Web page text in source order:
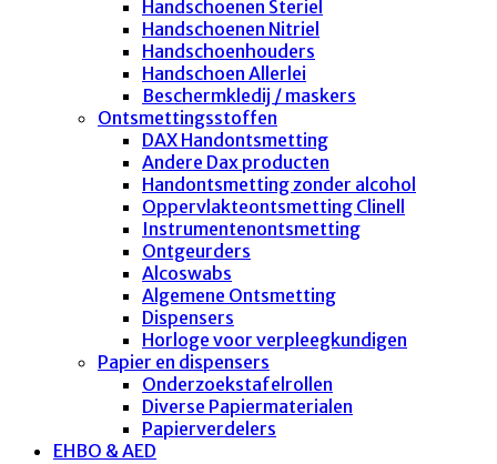
Handschoenen Steriel
Handschoenen Nitriel
Handschoenhouders
Handschoen Allerlei
Beschermkledij / maskers
Ontsmettingsstoffen
DAX Handontsmetting
Andere Dax producten
Handontsmetting zonder alcohol
Oppervlakteontsmetting Clinell
Instrumentenontsmetting
Ontgeurders
Alcoswabs
Algemene Ontsmetting
Dispensers
Horloge voor verpleegkundigen
Papier en dispensers
Onderzoekstafelrollen
Diverse Papiermaterialen
Papierverdelers
EHBO & AED